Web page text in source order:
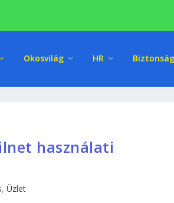
Okosvilág HR Biztonság
használati
, Üzlet